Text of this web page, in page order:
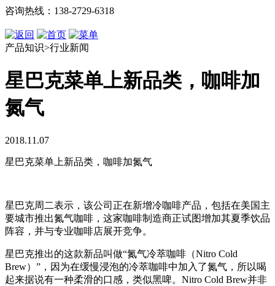
咨询热线：138-2729-6318
产品知识>行业新闻
星巴克菜单上新品类，咖啡加
氮气
2018.11.07
星巴克菜单上新品类，咖啡加氮气
星巴克周二表示，该公司正在新增冷咖啡产品，包括在美国主
要城市推出氮气咖啡，这家咖啡制造商正试图增加其夏季饮品
阵容，并与专业咖啡店展开竞争。
星巴克推出的这款新品叫做“氮气冷萃咖啡（Nitro Cold
Brew）”，因为在缓慢浸泡的冷萃咖啡中加入了氮气，所以喝
起来据说有一种柔滑的口感，类似黑啤。Nitro Cold Brew并非